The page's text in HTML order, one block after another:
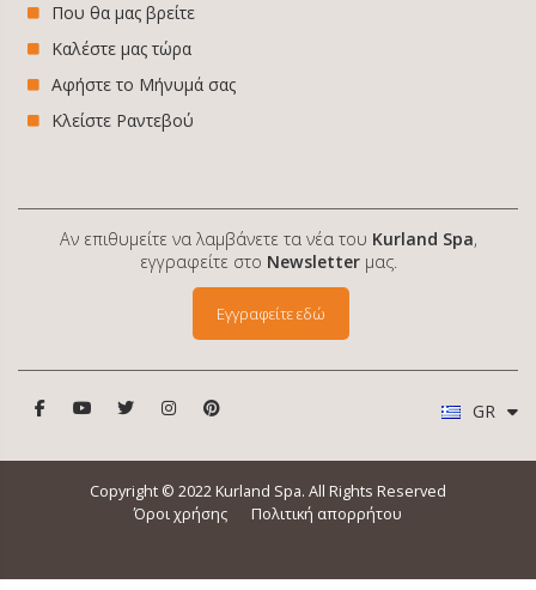
Που θα μας βρείτε
Καλέστε μας τώρα
Αφήστε το Μήνυμά σας
Κλείστε Ραντεβού
Αν επιθυμείτε να λαμβάνετε τα νέα του Kurland Spa,
εγγραφείτε στο Newsletterμας.
Εγγραφείτε εδώ
GR
Copyright © 2022 Kurland Spa. All Rights Reserved
Όροι χρήσης
Πολιτική απορρήτου